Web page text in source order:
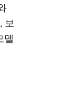
보
델